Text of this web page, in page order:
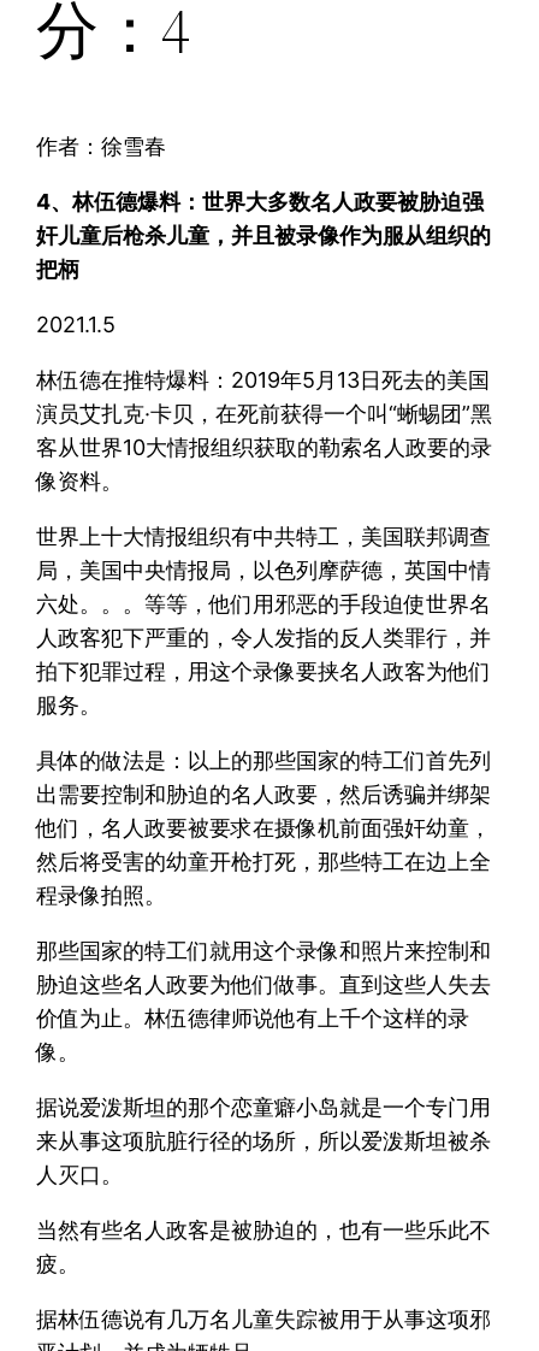
分：4
作者：徐雪春
4、林伍德爆料：世界大多数名人政要被胁迫强
奸儿童后枪杀儿童，并且被录像作为服从组织的
把柄
2021.1.5
林伍德在推特爆料：2019年5月13日死去的美国
演员艾扎克·卡贝，在死前获得一个叫“蜥蜴团”黑
客从世界10大情报组织获取的勒索名人政要的录
像资料。
世界上十大情报组织有中共特工，美国联邦调查
局，美国中央情报局，以色列摩萨德，英国中情
六处。。。等等，他们用邪恶的手段迫使世界名
人政客犯下严重的，令人发指的反人类罪行，并
拍下犯罪过程，用这个录像要挟名人政客为他们
服务。
具体的做法是：以上的那些国家的特工们首先列
出需要控制和胁迫的名人政要，然后诱骗并绑架
他们，名人政要被要求在摄像机前面强奸幼童，
然后将受害的幼童开枪打死，那些特工在边上全
程录像拍照。
那些国家的特工们就用这个录像和照片来控制和
胁迫这些名人政要为他们做事。直到这些人失去
价值为止。林伍德律师说他有上千个这样的录
像。
据说爱泼斯坦的那个恋童癖小岛就是一个专门用
来从事这项肮脏行径的场所，所以爱泼斯坦被杀
人灭口。
当然有些名人政客是被胁迫的，也有一些乐此不
疲。
据林伍德说有几万名儿童失踪被用于从事这项邪